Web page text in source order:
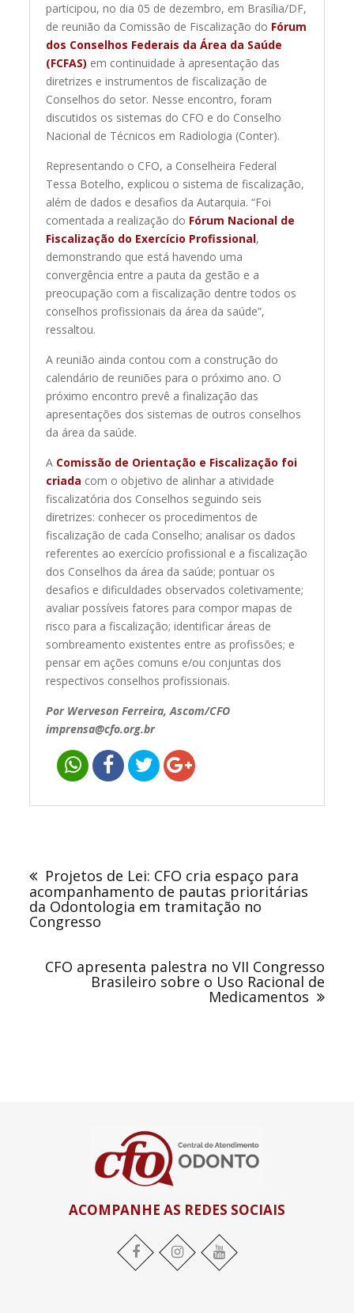
participou, no dia 05 de dezembro, em Brasília/DF,
de reunião da Comissão de Fiscalização do Fórum
dos Conselhos Federais da Área da Saúde
(FCFAS) em continuidade à apresentação das
diretrizes e instrumentos de fiscalização de
Conselhos do setor. Nesse encontro, foram
discutidos os sistemas do CFO e do Conselho
Nacional de Técnicos em Radiologia (Conter).
Representando o CFO, a Conselheira Federal
Tessa Botelho, explicou o sistema de fiscalização,
além de dados e desafios da Autarquia. “Foi
comentada a realização do Fórum Nacional de
Fiscalização do Exercício Profissional,
demonstrando que está havendo uma
convergência entre a pauta da gestão e a
preocupação com a fiscalização dentre todos os
conselhos profissionais da área da saúde”,
ressaltou.
A reunião ainda contou com a construção do
calendário de reuniões para o próximo ano. O
próximo encontro prevê a finalização das
apresentações dos sistemas de outros conselhos
da área da saúde.
A Comissão de Orientação e Fiscalização foi
criada com o objetivo de alinhar a atividade
fiscalizatória dos Conselhos seguindo seis
diretrizes: conhecer os procedimentos de
fiscalização de cada Conselho; analisar os dados
referentes ao exercício profissional e a fiscalização
dos Conselhos da área da saúde; pontuar os
desafios e dificuldades observados coletivamente;
avaliar possíveis fatores para compor mapas de
risco para a fiscalização; identificar áreas de
sombreamento existentes entre as profissões; e
pensar em ações comuns e/ou conjuntas dos
respectivos conselhos profissionais.
Por Werveson Ferreira, Ascom/CFO
imprensa@cfo.org.br
PostProjetos de Lei: CFO cria espaço para
acompanhamento de pautas prioritárias
da Odontologia em tramitação no
Congresso
CFO apresenta palestra no VII Congresso
Brasileiro sobre o Uso Racional de
Medicamentos
ACOMPANHE AS REDES SOCIAIS
Facebook Instagram YouTube